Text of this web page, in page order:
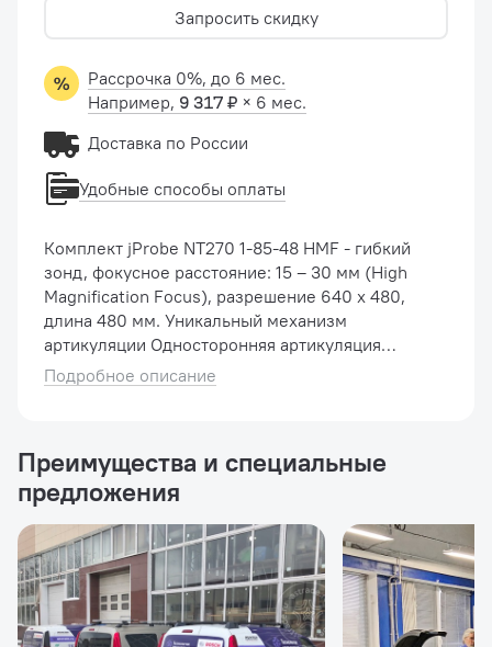
Комплект jProbe NT270 1-85-48 HMF - гибкий
зонд, фокусное расстояние: 15 – 30 мм (High
Magnification Focus), разрешение 640 х 480,
длина 480 мм. Уникальный механизм
артикуляции Односторонняя артикуляция
дистальной части в диапазоне от 0 ° до 270 ° с
Подробное описание
Запросить скидку
Рассрочка 0%, до 6 мес.
Например, 9 317 ₽ × 6 мес.
Доставка по России
Удобные способы оплаты
Преимущества и специальные
предложения